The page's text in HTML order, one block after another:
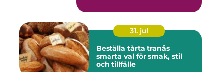
31. jul
Beställa tårta tranås
smarta val för smak, stil
och tillfälle